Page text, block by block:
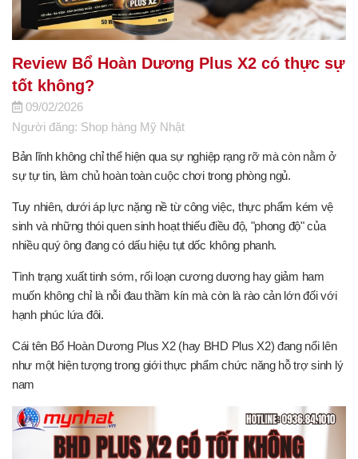
Review Bổ Hoàn Dương Plus X2 có thực sự
tốt không?
09/02/2026
Người đăng: Shop hàng Mỹ Nhật
Bản lĩnh không chỉ thể hiện qua sự nghiệp rạng rỡ mà còn nằm ở
sự tự tin, làm chủ hoàn toàn cuộc chơi trong phòng ngủ.
Tuy nhiên, dưới áp lực nặng nề từ công việc, thực phẩm kém vệ
sinh và những thói quen sinh hoạt thiếu điều độ, "phong độ" của
nhiều quý ông đang có dấu hiệu tụt dốc không phanh.
Tình trạng xuất tinh sớm, rối loạn cương dương hay giảm ham
muốn không chỉ là nỗi đau thầm kín mà còn là rào cản lớn đối với
hạnh phúc lứa đôi.
Cái tên Bổ Hoàn Dương Plus X2 (hay BHD Plus X2) đang nổi lên
như một hiện tượng trong giới thực phẩm chức năng hỗ trợ sinh lý
nam